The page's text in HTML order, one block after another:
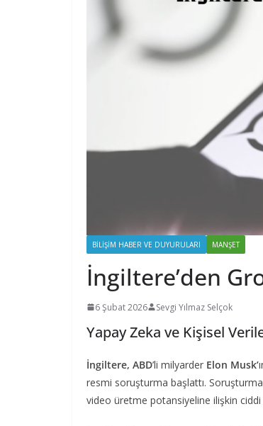
BILIŞIM HABER VE DUYURULARI MANŞET
İngiltere’den
6 Şubat 2026 Sevgi Yılmaz Selçok
Yapay Zeka ve Kişisel
İngiltere, ABD’li milyarder Elon Musk’
resmi soruşturma başlattı.
video üretme potansiyeline ilişkin ciddi